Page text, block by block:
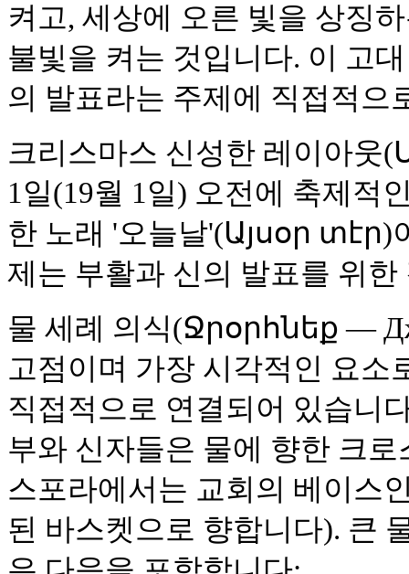
켜고, 세상에 오른 빛을 상징
불빛을 켜는 것입니다. 이 고
의 발표라는 주제에 직접적으
크리스마스 신성한 레이아
1일(19월 1일) 오전에 축제적
한 노래 '오늘날'(Այսօր տէր)
제는 부활과 신의 발표를 위한
물 세례 의식(Ջրօրհնեք —
고점이며 가장 시각적인 요소
직접적으로 연결되어 있습니
부와 신자들은 물에 향한 크
스포라에서는 교회의 베이스
된 바스켓으로 향합니다). 큰